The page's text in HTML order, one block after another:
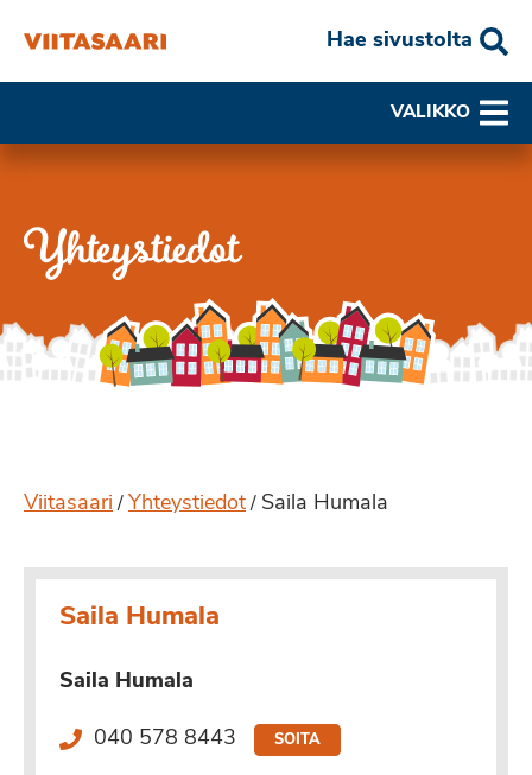
Hae sivustolta
VALIKKO
Yhteystiedot
Viitasaari / Yhteystiedot / Saila Humala
Saila Humala
Saila Humala
040 578 8443 SOITA